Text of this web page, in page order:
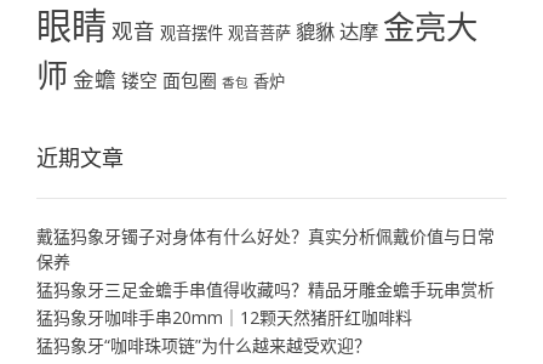
眼睛 观音 观音摆件 观音菩萨 貔貅达摩 金亮大
师 金蟾 镂空 面包圈 香包 香炉
近期文章
戴猛犸象牙镯子对身体有什么好处？真实分析佩戴价值与日常
保养
猛犸象牙三足金蟾手串值得收藏吗？精品牙雕金蟾手玩串赏析
猛犸象牙咖啡手串20mm｜12颗天然猪肝红咖啡料
猛犸象牙“咖啡珠项链”为什么越来越受欢迎？